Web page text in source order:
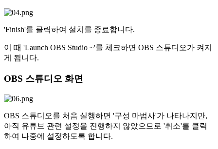
'Finish'를 클릭하여 설치를 종료합니다.
이 때 'Launch OBS Studio ~'를 체크하면 OBS 스튜디오가 켜지
게 됩니다.
OBS 스튜디오 화면
OBS 스튜디오를 처음 실행하면 '구성 마법사'가 나타나지만,
아직 유튜브 관련 설정을 진행하지 않았으므로 '취소'를 클릭
하여 나중에 설정하도록 합니다.